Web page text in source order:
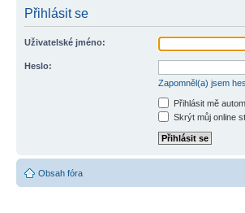
Přihlásit se
Uživatelské jméno:
Heslo:
Zapomněl(a) jsem
Přihlásit mě
Skrýt můj online
Obsah fóra